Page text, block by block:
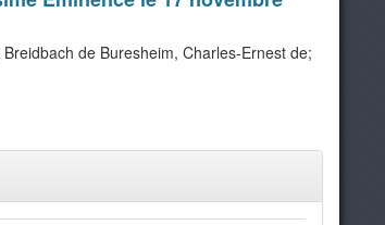
de Buresheim, Charles-Ernest de;